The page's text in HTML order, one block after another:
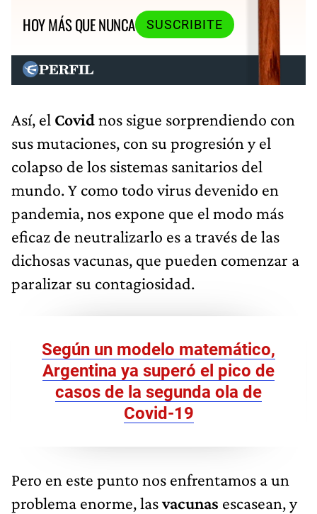
HOY MÁS QUE NUNCA
SUSCRIBITE
Así, el Covidnos sigue sorprendiendo con
sus mutaciones, con su progresión y el
colapso de los sistemas sanitarios del
mundo. Y como todo virus devenido en
pandemia, nos expone que el modo más
eficaz de neutralizarlo es a través de las
dichosas vacunas, que pueden comenzar a
paralizar su contagiosidad.
Según un modelo matemático,
Argentina ya superó el pico de
casos de la segunda ola de
Covid-19
Pero en este punto nos enfrentamos a un
problema enorme, lasvacunas escasean, y